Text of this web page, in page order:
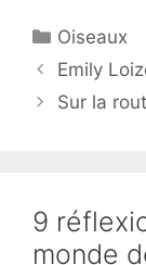
Catégories
Oiseaux
Emily
Sur la
9
monde